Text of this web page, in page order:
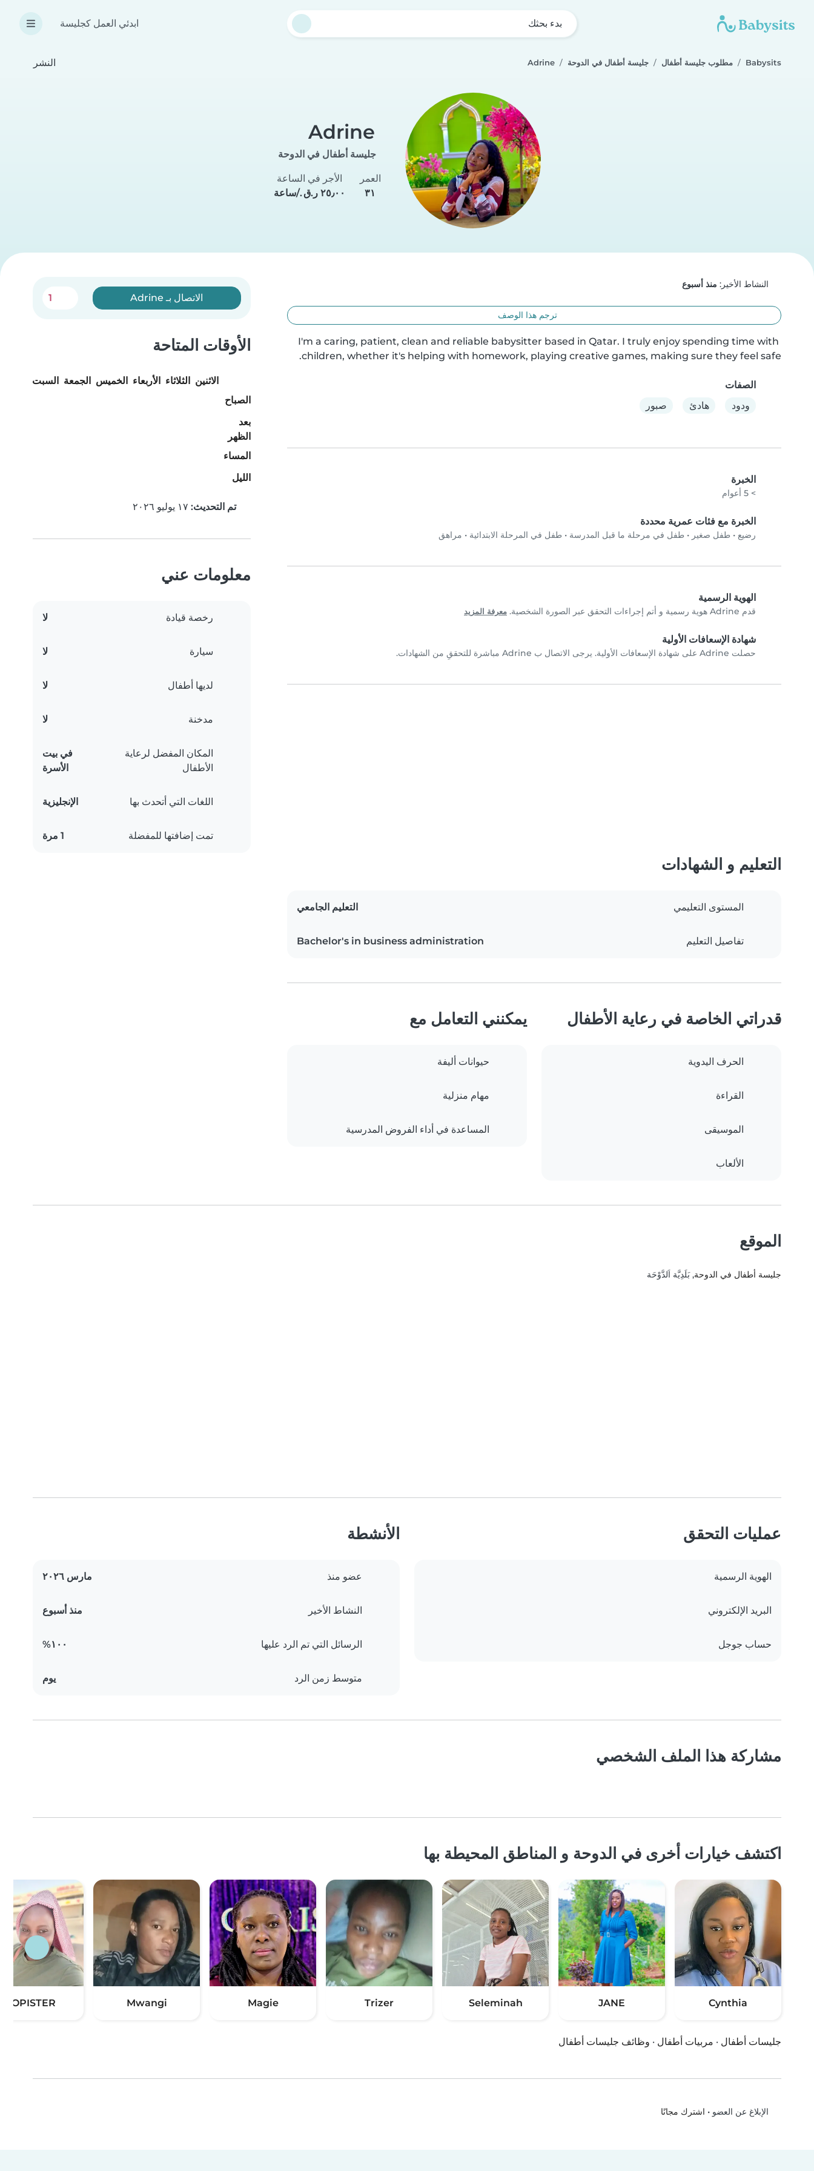
بدء بحثك ابدئي العمل كجليسة
Babysits مطلوب جليسة أطفال جليسة أطفال في الدوحة Adrine النشر
Adrine
جليسة أطفال في الدوحة
العمر
٣١
الأجر في الساعة
النشاط الأخير: منذ أسبوع
ترجم هذا الوصف
I'm a caring, patient, clean and reliable babysitter based in Qatar. I truly enjoy spending time with
children, whether it's helping with homework, playing creative games, making sure they feel safe.
الصفات
ودود
هادئ صبور
الخبرة
> 5 أعوام
الخبرة مع فئات عمرية محددة
رضيع • طفل صغير • طفل في مرحلة ما قبل المدرسة • طفل في المرحلة الابتدائية • مراهق
الهوية الرسمية
قدم Adrine هوية رسمية و أتم إجراءات التحقق عبر الصورة الشخصية. معرفة المزيد
شهادة الإسعافات الأولية
حصلت Adrine على شهادة الإسعافات الأولية. يرجى الاتصال ب Adrine مباشرة للتحققِ من الشهادات.
الاتصال بـ Adrine 1
الأوقات المتاحة
الاثنين الثلاثاء الأربعاء الخميس الجمعة السبت
الصباح
بعد
الظهر
المساء
الليل
تم التحديث:
معلومات عني
رخصة قيادة لا
سيارة لا
لديها أطفال لا
مدخنة لا
المكان المفضل لرعاية
الأطفال
في بيت
الأسرة
اللغات التي أتحدث بها الإنجليزية
تمت إضافتها للمفضلة 1 مرة
التعليم و الشهادات
المستوى التعليمي التعليم الجامعي
تفاصيل التعليم Bachelor's in business administration
قدراتي الخاصة في رعاية الأطفال
الحرف اليدوية
القراءة
الموسيقى
الألعاب
يمكنني التعامل مع
حيوانات أليفة
مهام منزلية
المساعدة في أداء الفروض المدرسية
الموقع
جليسة أطفال في الدوحة, بَلَدِيَّة اَلدَّوْحَة
عمليات التحقق
الهوية الرسمية
البريد الإلكتروني
حساب جوجل
الأنشطة
عضو منذ مارس ٢٠٢٦
النشاط الأخير منذ أسبوع
الرسائل التي تم الرد عليها ١٠٠%
متوسط زمن الرد يوم
مشاركة هذا الملف الشخصي
اكتشف خيارات أخرى في الدوحة و المناطق المحيطة بها
Cynthia
JANE
Seleminah
Trizer
Magie
Mwangi
TOPISTER
جليسات أطفال · مربيات أطفال · وظائف جليسات أطفال
الإبلاغ عن العضو • اشترك مجانًا